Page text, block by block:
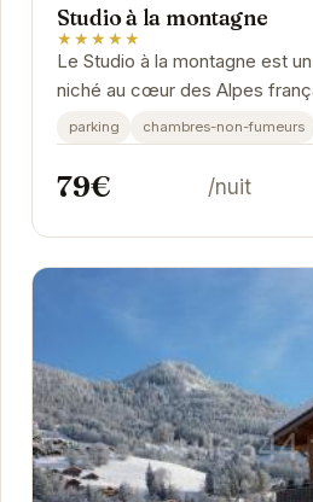
Studio à la montagne
★★★★★
Le Studio à la montagne est
niché au cœur des Alpes
emplacement privilégié à
un...
parking chambres-non-fumeurs
79€ /nuit